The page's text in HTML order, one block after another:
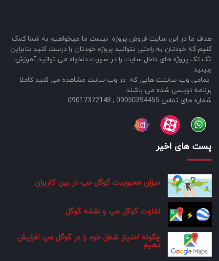
هدف ما در این سایت فروش پروژه نیست ما میخواهیم به شما کمک
کنیم که خودتان به راحتی بتوانید پروژه خودتان را درست کنید بنابراین
تک تک پروژه های داخل سایت را در صورت دلخواه می توانید آموزش
ببینید
تمامی وب سایتت هایی که در وب سایت مشاهده می کنید کاملا
برنامه نویسی شده می باشند
شماره های تماس 09050394455 ; 09017372148
پست های اخیر
میزان محبوبیت گوگل مپ در بین کاربران
تفاوت گوگل مپ و نقشه گوگل
چگونه امتیاز شغل خود را در گوگل مپ افزایش
دهیم